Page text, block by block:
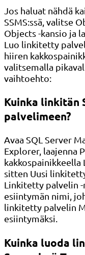
Jos haluat nähdä
SSMS:ssä, valitse
Objects -kansio ja
Luo linkitetty
hiiren
valitsemalla
vaihtoehto:
Kuinka linkitän
palvelimeen?
Avaa SQL Server
Explorer, laajenna
sitten Uusi
Linkitetty palvelin -
esiintymän nimi,
linkitetty palvelin
esiintymäksi.
Kuinka luoda